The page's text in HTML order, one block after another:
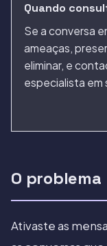
Quando
Se a conversa
ameaças,
eliminar, e
especialista em
O problema
Ativaste as